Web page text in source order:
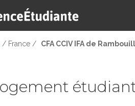
/ France / CFA CCIV IFA de